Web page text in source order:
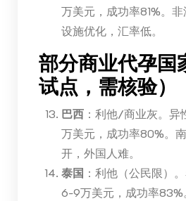
万美元，成功率81%。
设施优化，汇率低。
部分商业代孕国
试点，需核验）
巴西：利他/商业灰。异
万美元，成功率80%。
开，外国人难。
泰国 ：利他（公民限）
6-9万美元，成功率